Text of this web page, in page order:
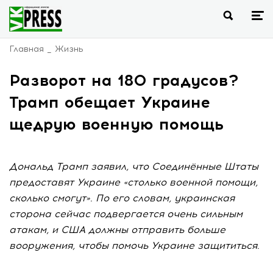
Главная Жизнь
Разворот на 180 градусов?
Трамп обещает Украине
щедрую военную помощь
Дональд Трамп заявил, что Соединённые Штаты
предоставят Украине «столько военной помощи,
сколько смогут». По его словам, украинская
сторона сейчас подвергается очень сильным
атакам, и США должны отправить больше
вооружения, чтобы помочь Украине защититься.